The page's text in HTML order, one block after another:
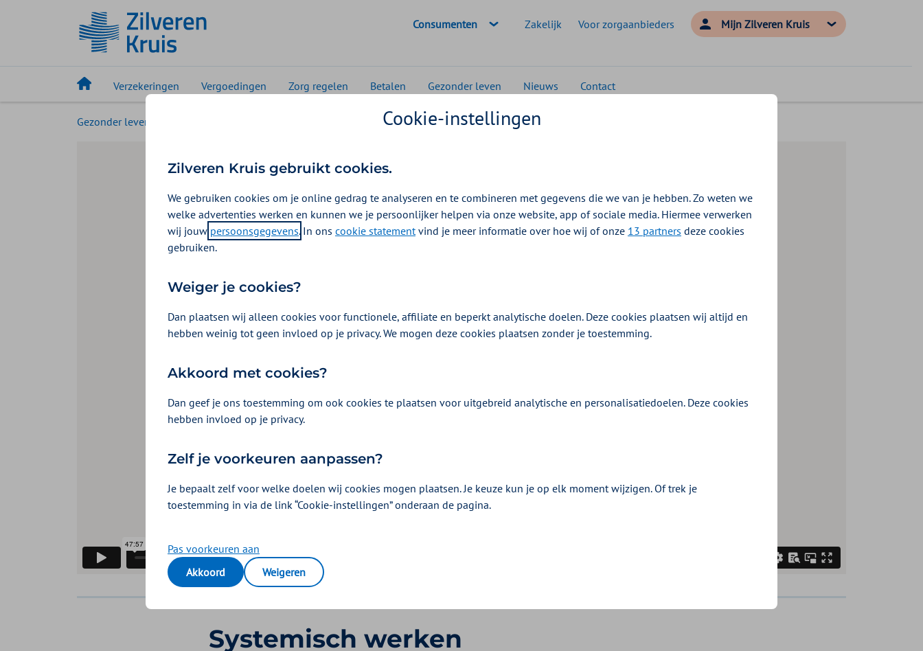
Geselecteerde doelgroep:
Consumenten Zakelijk Voor zorgaanbieders Mijn Zilveren Kruis
Verzekeringen Vergoedingen Zorg regelen Betalen Gezonder leven Nieuws Contact
Gezonder leven Systemisch werken
Systemisch werken
Cookie-instellingen
Zilveren Kruis gebruikt cookies.
We gebruiken cookies om je online gedrag te analyseren en te combineren met gegevens die we van je hebben. Zo weten we
welke advertenties werken en kunnen we je persoonlijker helpen via onze website, app of sociale media. Hiermee verwerken
wij jouw persoonsgegevens. In ons cookie statementvind je meer informatie over hoe wij of onze 13 partners deze cookies
gebruiken.
Weiger je cookies?
Dan plaatsen wij alleen cookies voor functionele, affiliate en beperkt analytische doelen. Deze cookies plaatsen wij altijd en
hebben weinig tot geen invloed op je privacy. We mogen deze cookies plaatsen zonder je toestemming.
Akkoord met cookies?
Dan geef je ons toestemming om ook cookies te plaatsen voor uitgebreid analytische en personalisatiedoelen. Deze cookies
hebben invloed op je privacy.
Zelf je voorkeuren aanpassen?
Je bepaalt zelf voor welke doelen wij cookies mogen plaatsen. Je keuze kun je op elk moment wijzigen. Of trek je
toestemming in via de link “Cookie-instellingen” onderaan de pagina.
Pas voorkeuren aan
Akkoord
Weigeren